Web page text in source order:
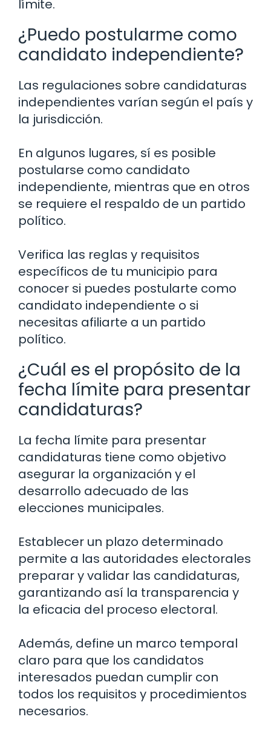
límite.
¿Puedo postularme como
candidato independiente?
Las regulaciones sobre candidaturas
independientes varían según el país y
la jurisdicción.
En algunos lugares, sí es posible
postularse como candidato
independiente, mientras que en otros
se requiere el respaldo de un partido
político.
Verifica las reglas y requisitos
específicos de tu municipio para
conocer si puedes postularte como
candidato independiente o si
necesitas afiliarte a un partido
político.
¿Cuál es el propósito de la
fecha límite para presentar
candidaturas?
La fecha límite para presentar
candidaturas tiene como objetivo
asegurar la organización y el
desarrollo adecuado de las
elecciones municipales.
Establecer un plazo determinado
permite a las autoridades electorales
preparar y validar las candidaturas,
garantizando así la transparencia y
la eficacia del proceso electoral.
Además, define un marco temporal
claro para que los candidatos
interesados puedan cumplir con
todos los requisitos y procedimientos
necesarios.